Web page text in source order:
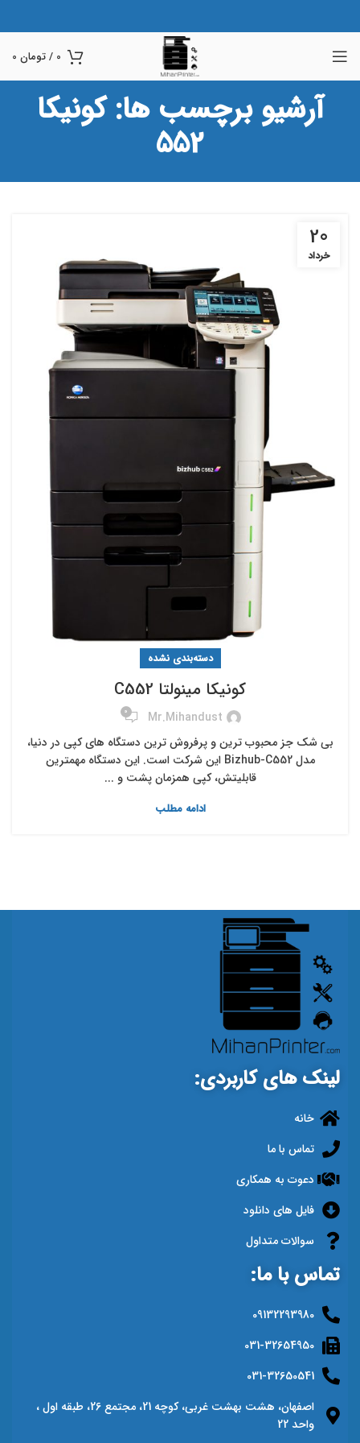
0
/تومان
آرشیو برچسب ها: کونیکا
552
20
خرداد
دسته‌بندی نشده
کونیکا مینولتا C552
Mr.mihandust
0
بی شک جز محبوب ترین و پرفروش ترین دستگاه های کپی در دنیا،
مدل Bizhub-C552 این شرکت است. این دستگاه مهمترین
قابلیتش، کپی همزمان پشت و ...
ادامه مطلب
لینک های کاربردی:
خانه
تماس با ما
دعوت به همکاری
فایل های دانلود
سوالات متداول
تماس با ما:
09132293980
031-32654950
031-32650541
اصفهان، هشت بهشت غربی، کوچه 21، مجتمع 26، طبقه اول ،
واحد 22